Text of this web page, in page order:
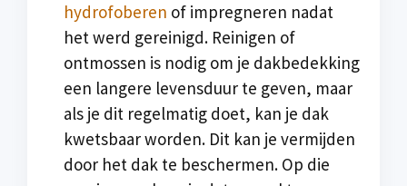
hydrofoberen of impregneren nadat
het werd gereinigd. Reinigen of
ontmossen is nodig om je dakbedekking
een langere levensduur te geven, maar
als je dit regelmatig doet, kan je dak
kwetsbaar worden. Dit kan je vermijden
door het dak te beschermen. Op die